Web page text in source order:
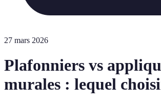
27 mars 2026
Plafonniers vs
murales : lequel